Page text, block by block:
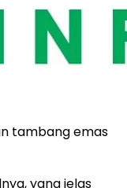
tambang emas
yang jelas